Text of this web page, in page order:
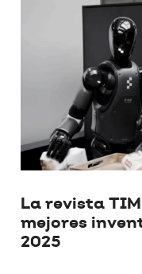
La revista
mejores
2025